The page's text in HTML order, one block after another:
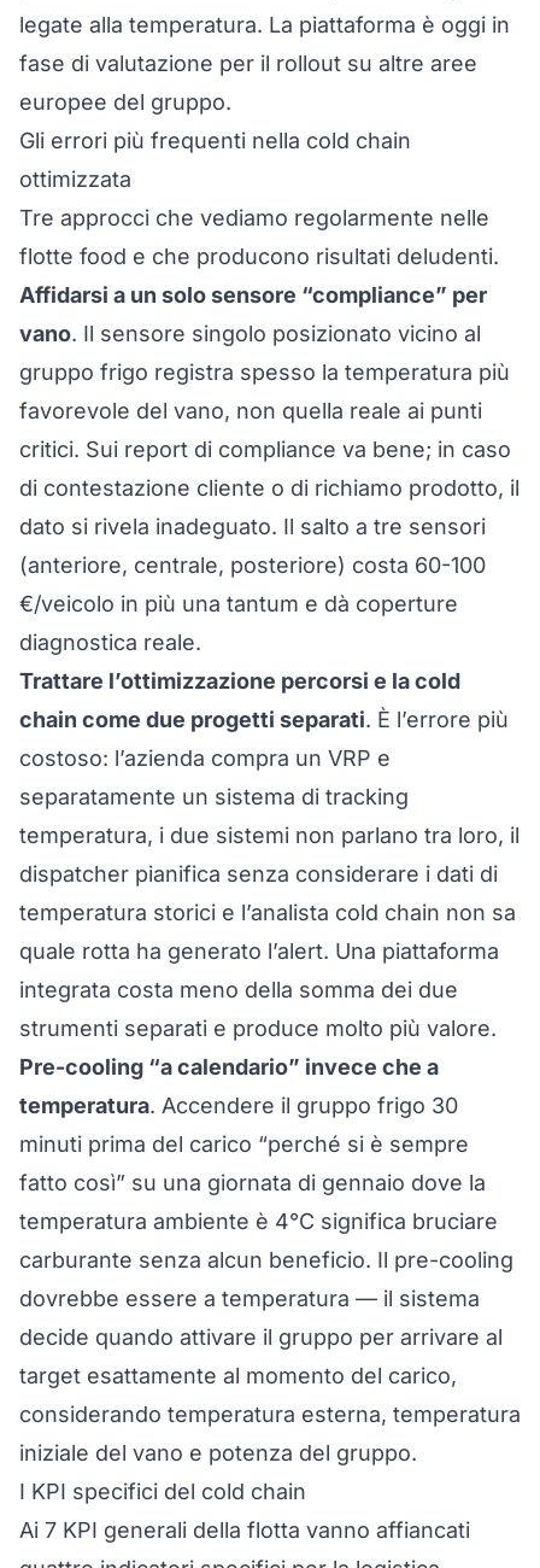
legate alla temperatura. La piattaforma è oggi in
fase di valutazione per il rollout su altre aree
europee del gruppo.
Gli errori più frequenti nella cold chain
ottimizzata
Tre approcci che vediamo regolarmente nelle
flotte food e che producono risultati deludenti.
Affidarsi a un solo sensore “compliance” per
vano. Il sensore singolo posizionato vicino al
gruppo frigo registra spesso la temperatura più
favorevole del vano, non quella reale ai punti
critici. Sui report di compliance va bene; in caso
di contestazione cliente o di richiamo prodotto, il
dato si rivela inadeguato. Il salto a tre sensori
(anteriore, centrale, posteriore) costa 60-100
€/veicolo in più una tantum e dà coperture
diagnostica reale.
Trattare l’ottimizzazione percorsi e la cold
chain come due progetti separati. È l’errore più
costoso: l’azienda compra un VRP e
separatamente un sistema di tracking
temperatura, i due sistemi non parlano tra loro, il
dispatcher pianifica senza considerare i dati di
temperatura storici e l’analista cold chain non sa
quale rotta ha generato l’alert. Una piattaforma
integrata costa meno della somma dei due
strumenti separati e produce molto più valore.
Pre-cooling “a calendario” invece che a
temperatura. Accendere il gruppo frigo 30
minuti prima del carico “perché si è sempre
fatto così” su una giornata di gennaio dove la
temperatura ambiente è 4°C significa bruciare
carburante senza alcun beneficio. Il pre-cooling
dovrebbe essere a temperatura — il sistema
decide quando attivare il gruppo per arrivare al
target esattamente al momento del carico,
considerando temperatura esterna, temperatura
iniziale del vano e potenza del gruppo.
I KPI specifici del cold chain
Ai 7 KPI generali della flotta vanno affiancati